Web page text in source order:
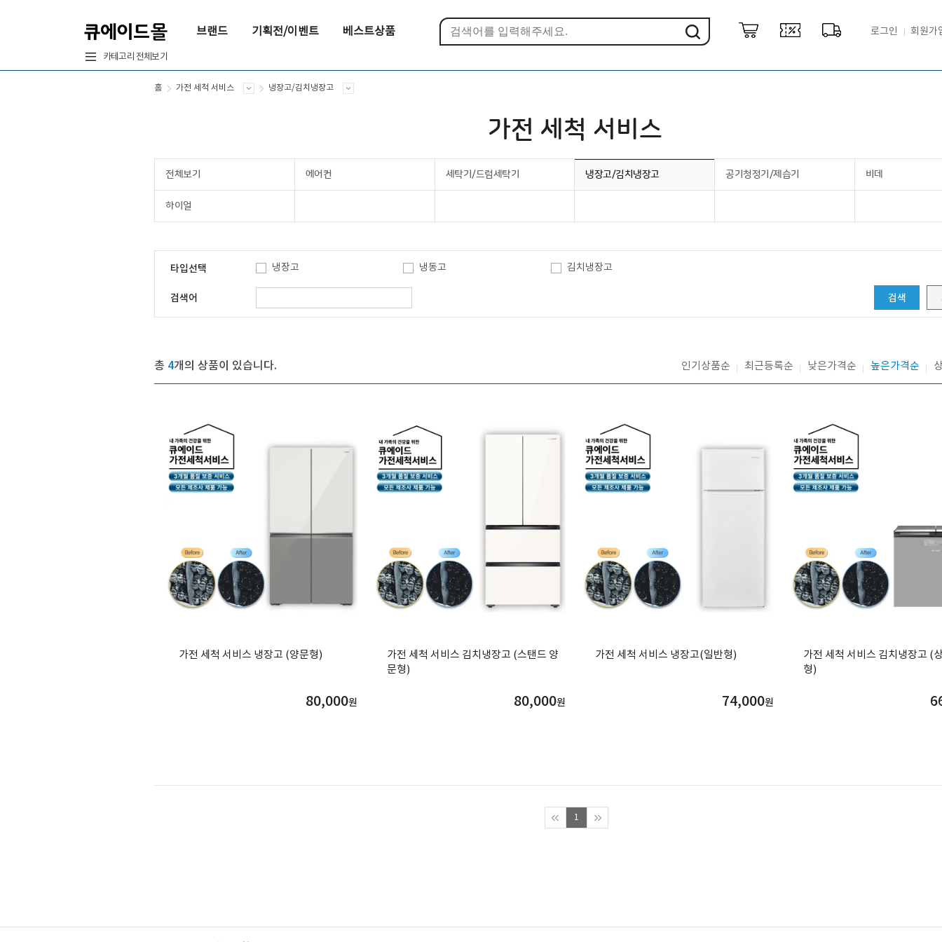
브랜드 기획전/이벤트 베스트상품 로그인 회원가
카테고리 전체보기
홈 가전 세척 서비스 냉장고/김치냉장고
가전 세척 서비스
전체보기 에어컨 세탁기/드럼세탁기 냉장고/김치냉장고 공기청정기/제습기 비데
하이얼
타입선택 냉장고 냉동고 김치냉장고
검색어 검색
총 4개의 상품이 있습니다. 인기상품순 최근등록순 낮은가격순 높은가격순
가전 세척 서비스 냉장고 (양문형)
80,000원
가전 세척 서비스 김치냉장고 (스탠드 양
문형)
80,000원
가전 세척 서비스 냉장고(일반형)
74,000원
가전 세척 서비스 김치냉장고 (
형)
1